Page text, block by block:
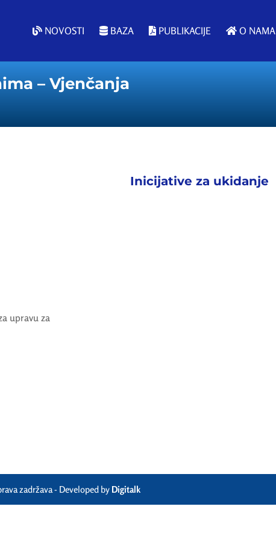
NOVOSTI BAZA PUBLIKACIJE O NAMA
– Vjenčanja
upravu za
Inicijative za ukidanje
zadržava - Developed byDigitalk